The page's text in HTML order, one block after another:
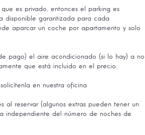
es privado, entonces el parking es
disponible garantizada para cada
aparcar un coche por apartamento y solo
pago) el aire acondicionado (si lo hay) a no
que está incluido en el precio.
en nuestra oficina
al reservar (algunos extras pueden tener un
independiente del número de noches de